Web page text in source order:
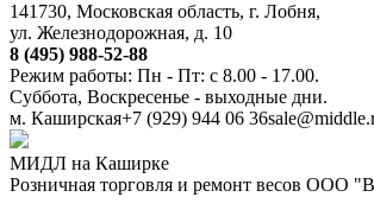
141730, Московская область, г. Лобня,
ул. Железнодорожная, д. 10
8 (495) 988-52-88
Режим работы: Пн - Пт: с 8.00 - 17.00.
Суббота, Воскресенье - выходные дни.
м. Каширская+7 (929) 944 06 36
МИДЛ на Каширке
Розничная торговля и ремонт весов ООО